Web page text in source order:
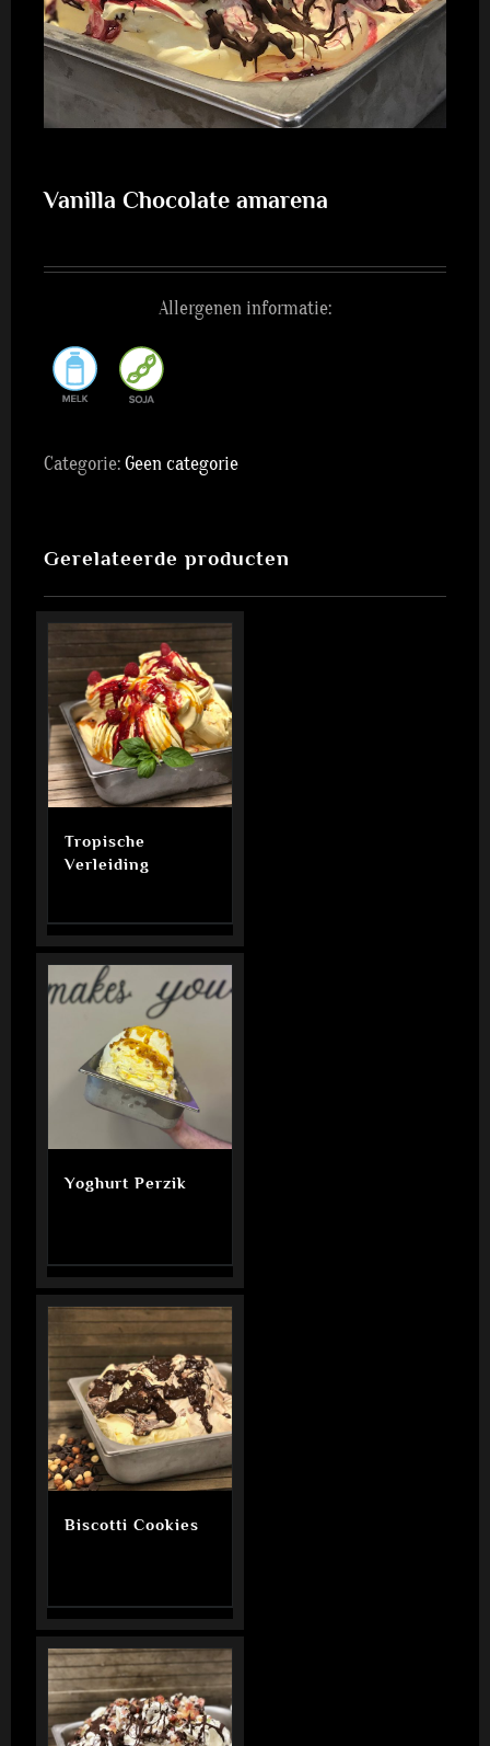
Vanilla Chocolate amarena
Allergenen informatie:
Categorie:Geen categorie
Gerelateerde producten
Tropische
Verleiding
Yoghurt Perzik
Biscotti Cookies